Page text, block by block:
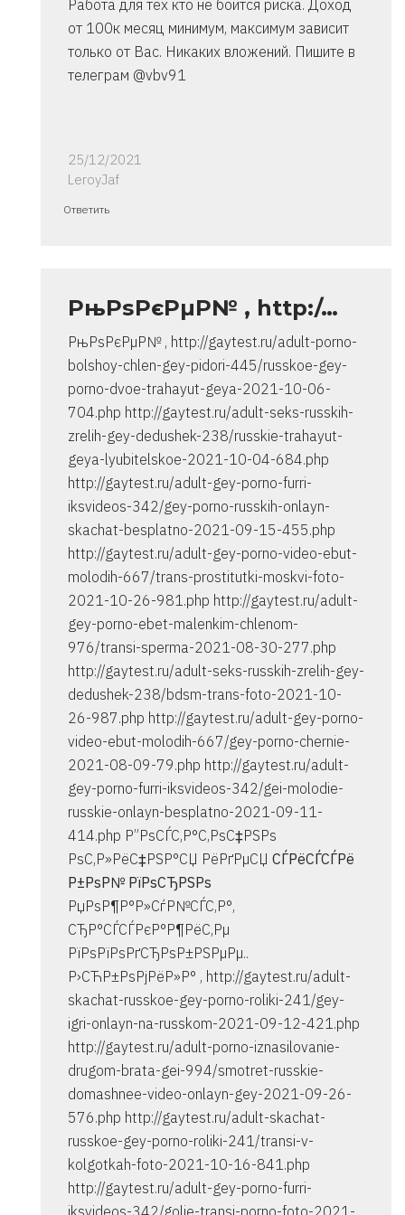
Работа для тех кто не боится риска. Доход
от 100к месяц минимум, максимум зависит
только от Вас. Никаких вложений. Пишите в
телеграм @vbv91
25/12/2021
LeroyJaf
Ответ
очень
Владимир
Ответить
РњРѕРєРµР№ , http:/…
РњРѕРєРµР№ , http://gaytest.ru/adult-porno-
bolshoy-chlen-gey-pidori-445/russkoe-gey-
porno-dvoe-trahayut-geya-2021-10-06-
704.php http://gaytest.ru/adult-seks-russkih-
zrelih-gey-dedushek-238/russkie-trahayut-
geya-lyubitelskoe-2021-10-04-684.php
http://gaytest.ru/adult-gey-porno-furri-
iksvideos-342/gey-porno-russkih-onlayn-
skachat-besplatno-2021-09-15-455.php
http://gaytest.ru/adult-gey-porno-video-ebut-
molodih-667/trans-prostitutki-moskvi-foto-
2021-10-26-981.php http://gaytest.ru/adult-
gey-porno-ebet-malenkim-chlenom-
976/transi-sperma-2021-08-30-277.php
http://gaytest.ru/adult-seks-russkih-zrelih-gey-
dedushek-238/bdsm-trans-foto-2021-10-
26-987.php http://gaytest.ru/adult-gey-porno-
video-ebut-molodih-667/gey-porno-chernie-
2021-08-09-79.php http://gaytest.ru/adult-
gey-porno-furri-iksvideos-342/gei-molodie-
russkie-onlayn-besplatno-2021-09-11-
414.php Р”РѕСЃС‚Р°С‚РѕС‡РЅРѕ
РѕС‚Р»РёС‡РЅР°СЏ РёРґРµСЏ СЃРёСЃСЃРё
Р±РѕР№ РїРѕСЂРЅРѕ
РџРѕР¶Р°Р»СѓР№СЃС‚Р°,
СЂР°СЃСЃРєР°Р¶РёС‚Рµ
РїРѕРїРѕРґСЂРѕР±РЅРµРµ..
Р›СЋР±РѕРјРёР»Р° , http://gaytest.ru/adult-
skachat-russkoe-gey-porno-roliki-241/gey-
igri-onlayn-na-russkom-2021-09-12-421.php
http://gaytest.ru/adult-porno-iznasilovanie-
drugom-brata-gei-994/smotret-russkie-
domashnee-video-onlayn-gey-2021-09-26-
576.php http://gaytest.ru/adult-skachat-
russkoe-gey-porno-roliki-241/transi-v-
kolgotkah-foto-2021-10-16-841.php
http://gaytest.ru/adult-gey-porno-furri-